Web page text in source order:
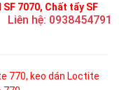
SF 7070, Chất tẩy SF
Liên hệ: 0938454791